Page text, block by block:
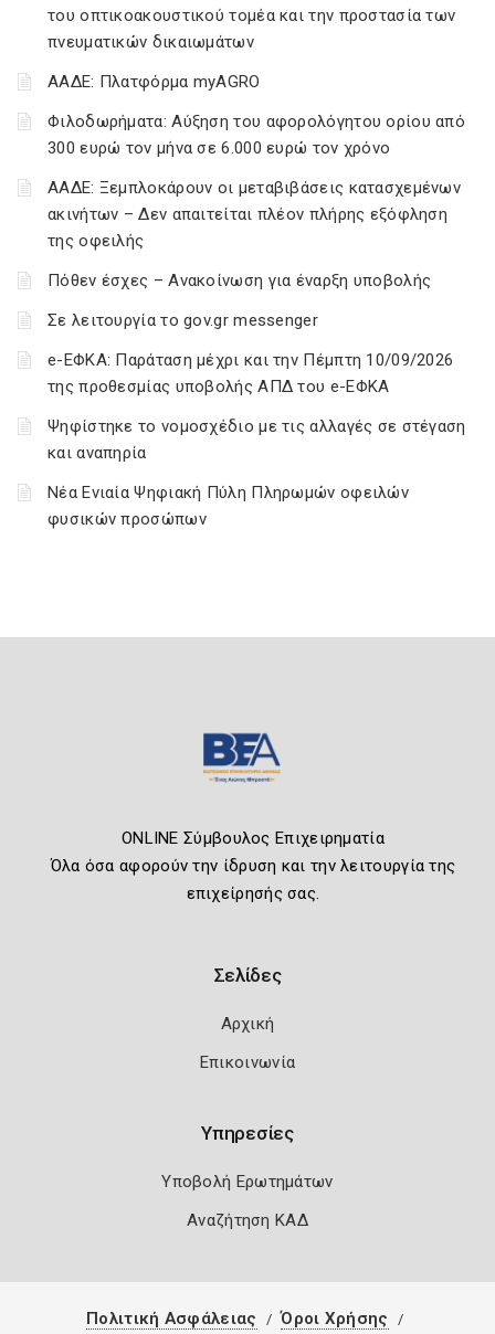
του οπτικοακουστικού τομέα και την προστασία των
πνευματικών δικαιωμάτων
ΑΑΔΕ: Πλατφόρμα myAGRO
Φιλοδωρήματα: Αύξηση του αφορολόγητου ορίου από
300 ευρώ τον μήνα σε 6.000 ευρώ τον χρόνο
ΑΑΔΕ: Ξεμπλοκάρουν οι μεταβιβάσεις κατασχεμένων
ακινήτων – Δεν απαιτείται πλέον πλήρης εξόφληση
της οφειλής
Πόθεν έσχες – Ανακοίνωση για έναρξη υποβολής
Σε λειτουργία το gov.gr messenger
e-ΕΦΚΑ: Παράταση μέχρι και την Πέμπτη 10/09/2026
της προθεσμίας υποβολής ΑΠΔ του e-ΕΦΚΑ
Ψηφίστηκε το νομοσχέδιο με τις αλλαγές σε στέγαση
και αναπηρία
Νέα Ενιαία Ψηφιακή Πύλη Πληρωμών οφειλών
φυσικών προσώπων
ONLINE Σύμβουλος Επιχειρηματία
Όλα όσα αφορούν την ίδρυση και την λειτουργία της
επιχείρησής σας.
Σελίδες
Αρχική
Επικοινωνία
Υπηρεσίες
Υποβολή Ερωτημάτων
Αναζήτηση ΚΑΔ
Πολιτική Ασφάλειας Όροι Χρήσης